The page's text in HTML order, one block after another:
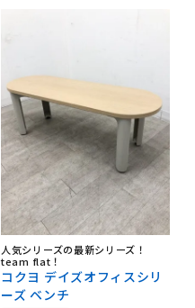
人気シリーズの最新シリーズ！
team flat！
コクヨ デイズオフィスシリ
ーズ ベンチ